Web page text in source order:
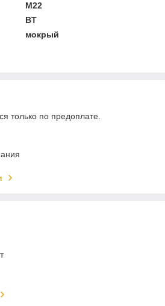
М22
BТ
мокрый
только по предоплате.